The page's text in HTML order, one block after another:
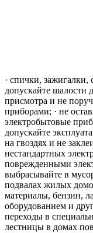
· спички, зажигалки,
допускайте шалости
присмотра и не
приборами; · не
электробытовые
допускайте
на гвоздях и не
нестандартных
поврежденными
выбрасывайте в
подвалах жилых
материалы, бензин,
оборудованием и
переходы в
лестницы в домах